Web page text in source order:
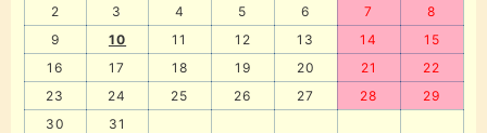
2
3 4 5 6 7
8
9
10 11 12 13 14
15
16
17 18 19 20 21
22
23
24 25 26 27 28
29
30
31